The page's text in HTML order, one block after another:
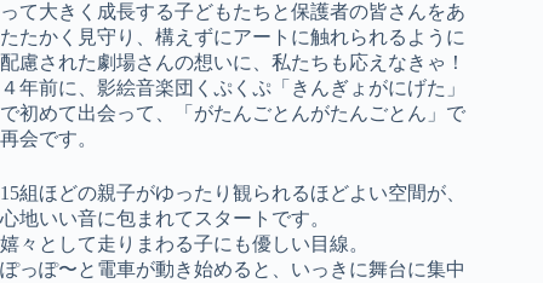
って大きく成長する子どもたちと保護者の皆さんをあ
たたかく見守り、構えずにアートに触れられるように
配慮された劇場さんの想いに、私たちも応えなきゃ！
４年前に、影絵音楽団くぷくぷ「きんぎょがにげた」
で初めて出会って、「がたんごとんがたんごとん」で
再会です。
15組ほどの親子がゆったり観られるほどよい空間が、
心地いい音に包まれてスタートです。
嬉々として走りまわる子にも優しい目線。
ぽっぽ〜と電車が動き始めると、いっきに舞台に集中